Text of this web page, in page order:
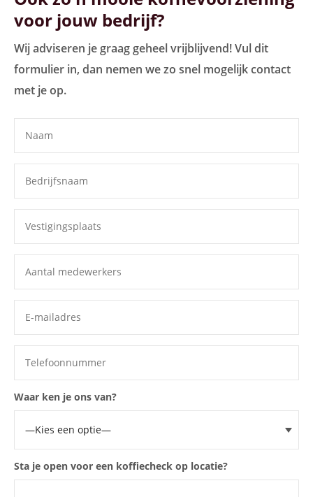
voor jouw bedrijf?
Wij adviseren je graag geheel vrijblijvend! Vul dit
formulier in, dan nemen we zo snel mogelijk contact
met je op.
Waar ken je ons van?
Sta je open voor een koffiecheck op locatie?